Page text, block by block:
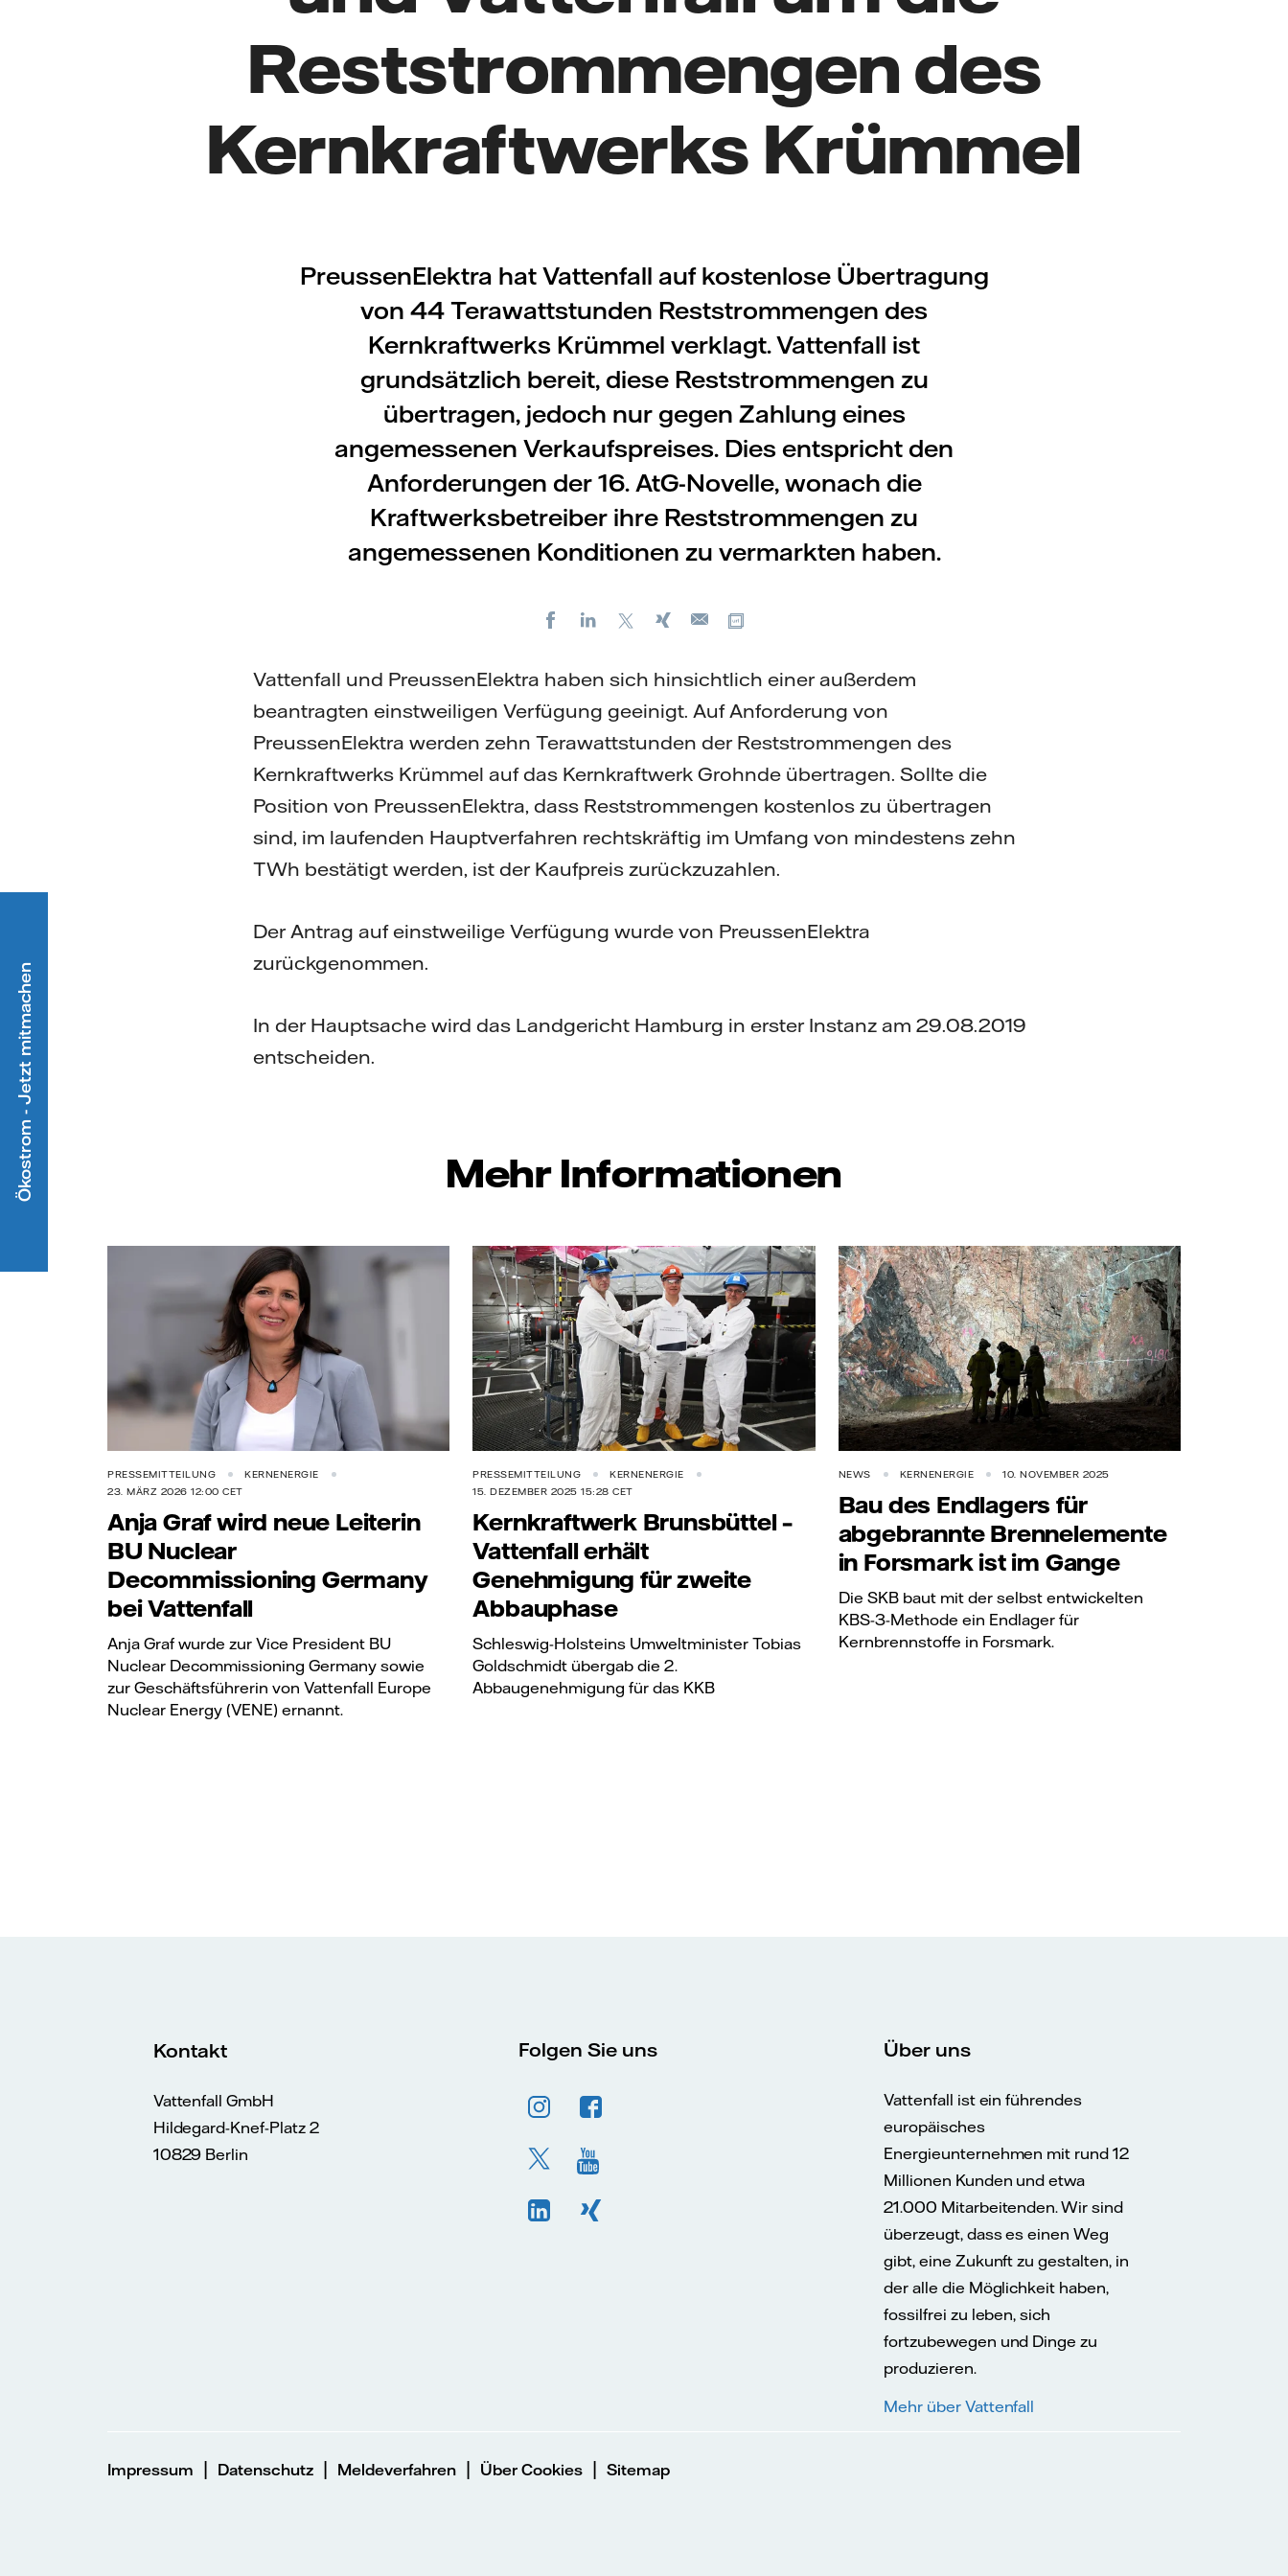
Reststrommengen des
Kernkraftwerks Krümmel
PreussenElektra hat Vattenfall auf kostenlose Übertragung
von 44 Terawattstunden Reststrommengen des
Kernkraftwerks Krümmel verklagt. Vattenfall ist
grundsätzlich bereit, diese Reststrommengen zu
übertragen, jedoch nur gegen Zahlung eines
angemessenen Verkaufspreises. Dies entspricht den
Anforderungen der 16. AtG-Novelle, wonach die
Kraftwerksbetreiber ihre Reststrommengen zu
angemessenen Konditionen zu vermarkten haben.
FacebookLinkedIn Xing
E-
Vattenfall und PreussenElektra haben sich hinsichtlich einer außerdem
beantragten einstweiligen Verfügung geeinigt. Auf Anforderung von
PreussenElektra werden zehn Terawattstunden der Reststrommengen des
Kernkraftwerks Krümmel auf das Kernkraftwerk Grohnde übertragen. Sollte die
Position von PreussenElektra, dass Reststrommengen kostenlos zu übertragen
sind, im laufenden Hauptverfahren rechtskräftig im Umfang von mindestens zehn
TWh bestätigt werden, ist der Kaufpreis zurückzuzahlen.
Der Antrag auf einstweilige Verfügung wurde von PreussenElektra
zurückgenommen.
In der Hauptsache wird das Landgericht Hamburg in erster Instanz am 29.08.2019
entscheiden.
Mehr Informationen
PRESSEMITTEILUNG
KERNENERGIE
23. MÄRZ 2026 12:00 CET
Anja Graf wird neue Leiterin
BU Nuclear
Decommissioning Germany
bei Vattenfall
Anja Graf wurde zur Vice President BU
Nuclear Decommissioning Germany sowie
zur Geschäftsführerin von Vattenfall Europe
Nuclear Energy (VENE) ernannt.
PRESSEMITTEILUNG
KERNENERGIE
15. DEZEMBER 2025 15:28 CET
Kernkraftwerk Brunsbüttel –
Vattenfall erhält
Genehmigung für zweite
Abbauphase
Schleswig-Holsteins Umweltminister Tobias
Goldschmidt übergab die 2.
Abbaugenehmigung für das KKB
NEWS KERNENERGIE 10. NOVEMBER 2025
Bau des Endlagers für
abgebrannte Brennelemente
in Forsmark ist im Gange
Die SKB baut mit der selbst entwickelten
KBS-3-Methode ein Endlager für
Kernbrennstoffe in Forsmark.
Ökostrom - Jetzt mitmachen
Kontakt
Vattenfall GmbH
Hildegard-Knef-Platz 2
10829 Berlin
Folgen Sie uns Über uns
Vattenfall ist ein führendes
europäisches
Energieunternehmen mit rund 12
Millionen Kunden und etwa
21.000 Mitarbeitenden. Wir sind
überzeugt, dass es einen Weg
gibt, eine Zukunft zu gestalten, in
der alle die Möglichkeit haben,
fossilfrei zu leben, sich
fortzubewegen und Dinge zu
produzieren.
Mehr über Vattenfall
Impressum | Datenschutz | Meldeverfahren | Über Cookies | Sitemap